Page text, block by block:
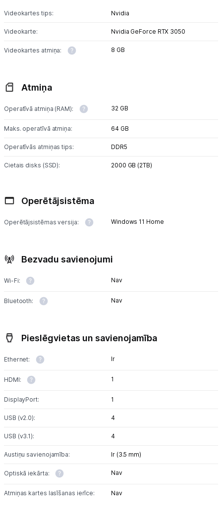
Vēlmju saraksts
Piegāde un apmaksa
Uzņēmumiem
Kontakti
Videokartes tips: Nvidia
Videokarte: Nvidia GeForce RTX 3050
Videokartes atmiņa: 8 GB
Atmiņa
Operatīvā atmiņa (RAM): 32 GB
Maks. operatīvā atmiņa: 64 GB
Operatīvās atmiņas tips: DDR5
Cietais disks (SSD): 2000 GB (2TB)
Operētājsistēma
Operētājsistēmas versija: Windows 11 Home
Bezvadu savienojumi
Wi-Fi: Nav
Bluetooth: Nav
Pieslēgvietas un savienojamība
Ethernet: Ir
HDMI: 1
DisplayPort: 1
USB (v2.0): 4
USB (v3.1): 4
Austiņu savienojamība: Ir (3.5 mm)
Optiskā iekārta: Nav
Atmiņas kartes lasīšanas ierīce: Nav